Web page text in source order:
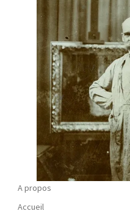
A propos
Accueil